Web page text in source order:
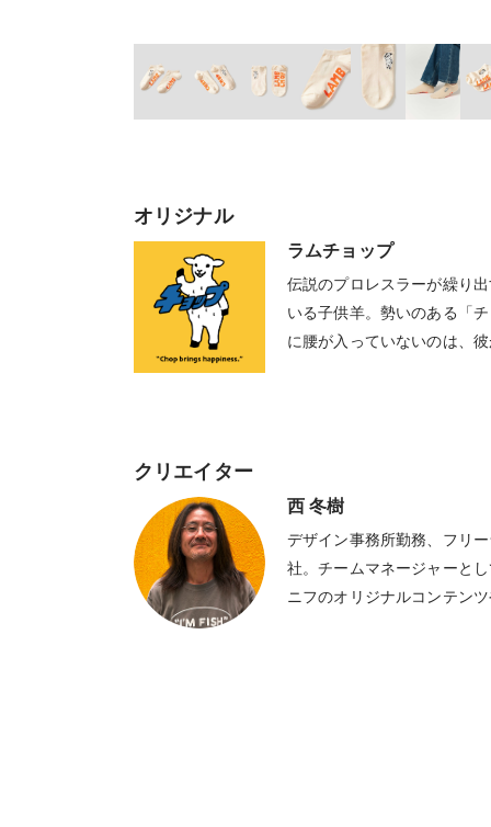
オリジナル
ラムチョップ
伝説のプロレスラーが繰り
いる子供羊。勢いのある「
に腰が入っていないのは、
時としてストレートな物言
クリエイター
西 冬樹
デザイン事務所勤務、フリ
社。チームマネージャーと
ニフのオリジナルコンテン
グラフィックデザインを制